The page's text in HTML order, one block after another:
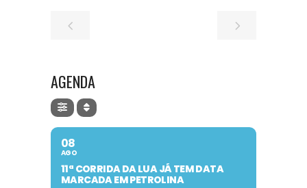
AGENDA
08
AGO
11ª CORRIDA DA LUA JÁ TEM DATA
MARCADA EM PETROLINA